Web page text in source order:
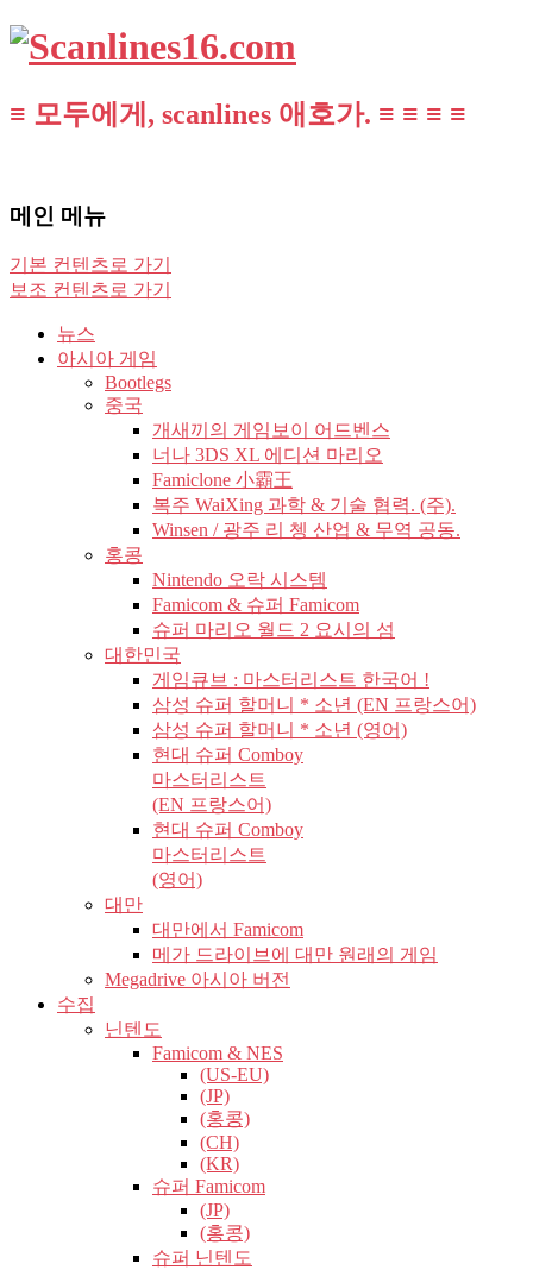
≡ 모두에게, scanlines 애호가. ≡ ≡ ≡ ≡
메인 메뉴
기본 컨텐츠로 가기
보조 컨텐츠로 가기
뉴스
아시아 게임
Bootlegs
중국
개새끼의 게임보이 어드벤스
너나 3DS XL 에디션 마리오
Famiclone 小霸王
복주 WaiXing 과학 & 기술 협력. (주).
Winsen / 광주 리 쳉 산업 & 무역 공동.
홍콩
Nintendo 오락 시스템
Famicom & 슈퍼 Famicom
슈퍼 마리오 월드 2 요시의 섬
대한민국
게임큐브 : 마스터리스트 한국어 !
삼성 슈퍼 할머니 * 소년 (EN 프랑스어)
삼성 슈퍼 할머니 * 소년 (영어)
현대 슈퍼 Comboy
마스터리스트
(EN 프랑스어)
현대 슈퍼 Comboy
마스터리스트
(영어)
대만
대만에서 Famicom
메가 드라이브에 대만 원래의 게임
Megadrive 아시아 버전
수집
닌텐도
Famicom & NES
(US-EU)
(JP)
(홍콩)
(CH)
(KR)
슈퍼 Famicom
(JP)
(홍콩)
슈퍼 닌텐도